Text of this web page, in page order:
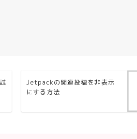
Jetpackの関連投稿を非表示
にする方法